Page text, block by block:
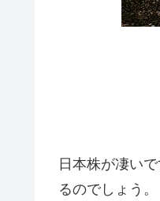
日本株が凄い
るのでしょう。